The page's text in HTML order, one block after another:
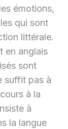
émotions,
qui sont
littérale.
en anglais
sont
suffit pas à
à la
à
la langue